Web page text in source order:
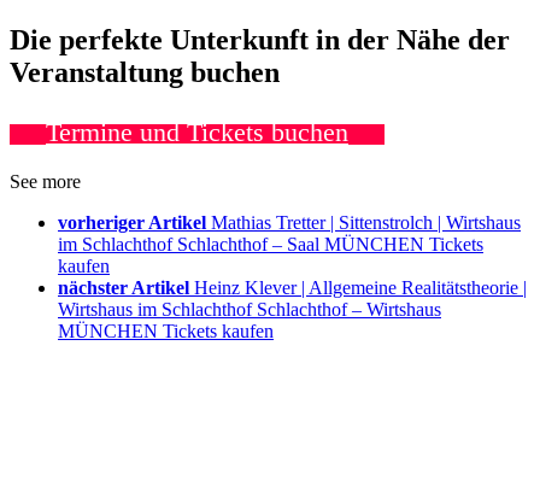
Die perfekte Unterkunft in der Nähe der
Veranstaltung buchen
Termine und Tickets buchen
See more
vorheriger Artikel Mathias Tretter | Sittenstrolch | Wirtshaus
im Schlachthof Schlachthof – Saal MÜNCHEN Tickets
kaufen
nächster Artikel Heinz Klever | Allgemeine Realitätstheorie |
Wirtshaus im Schlachthof Schlachthof – Wirtshaus
MÜNCHEN Tickets kaufen